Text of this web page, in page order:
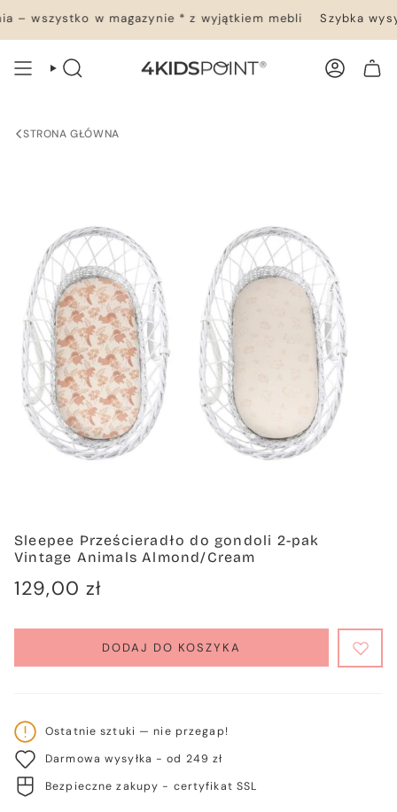
do
treści
– wszystko w magazynie * z wyjątkiem mebli Szybka
WYSZUKIWANIE KONTO
STRONA GŁÓWNA
Sleepee Prześcieradło do gondoli 2-pak
Vintage Animals Almond/Cream
Cena
129,00 zł
DODAJ DO KOSZYKA
Ostatnie sztuki — nie przegap!
Darmowa wysyłka - od 249 zł
Bezpieczne zakupy - certyfikat SSL